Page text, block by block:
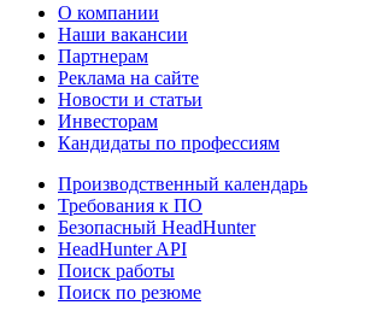
О компании
Наши вакансии
Партнерам
Реклама на сайте
Новости и статьи
Инвесторам
Кандидаты по профессиям
Производственный календарь
Требования к ПО
Безопасный HeadHunter
HeadHunter API
Поиск работы
Поиск по резюме